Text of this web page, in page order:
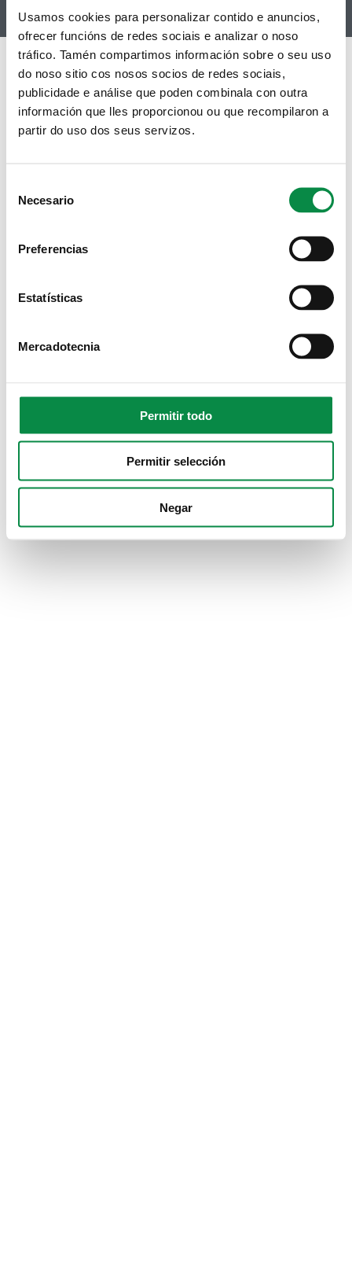
Usamos cookies para personalizar contido e anuncios,
ofrecer funcións de redes sociais e analizar o noso
tráfico. Tamén compartimos información sobre o seu uso
do noso sitio cos nosos socios de redes sociais,
publicidade e análise que poden combinala con outra
información que lles proporcionou ou que recompilaron a
partir do uso dos seus servizos.
Selection
Necesario
Preferencias
Estatísticas
Mercadotecnia
Permitir todo
Permitir selección
Negar